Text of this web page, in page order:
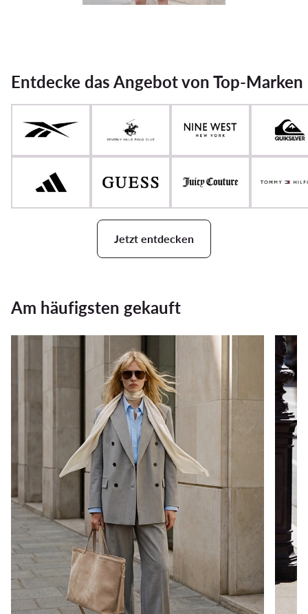
Entdecke das Angebot von Top-Marken
Jetzt entdecken
Am häufigsten gekauft